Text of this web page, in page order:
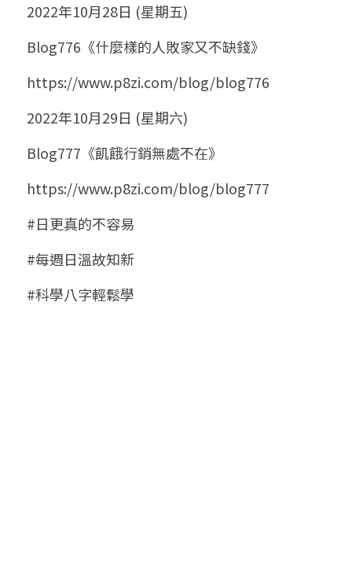
2022年10月28日 (星期五)
Blog776《什麼樣的人敗家又不缺錢》
https://www.p8zi.com/blog/blog776
2022年10月29日 (星期六)
Blog777《飢餓行銷無處不在》
https://www.p8zi.com/blog/blog777
#日更真的不容易
#每週日溫故知新
#科學八字輕鬆學